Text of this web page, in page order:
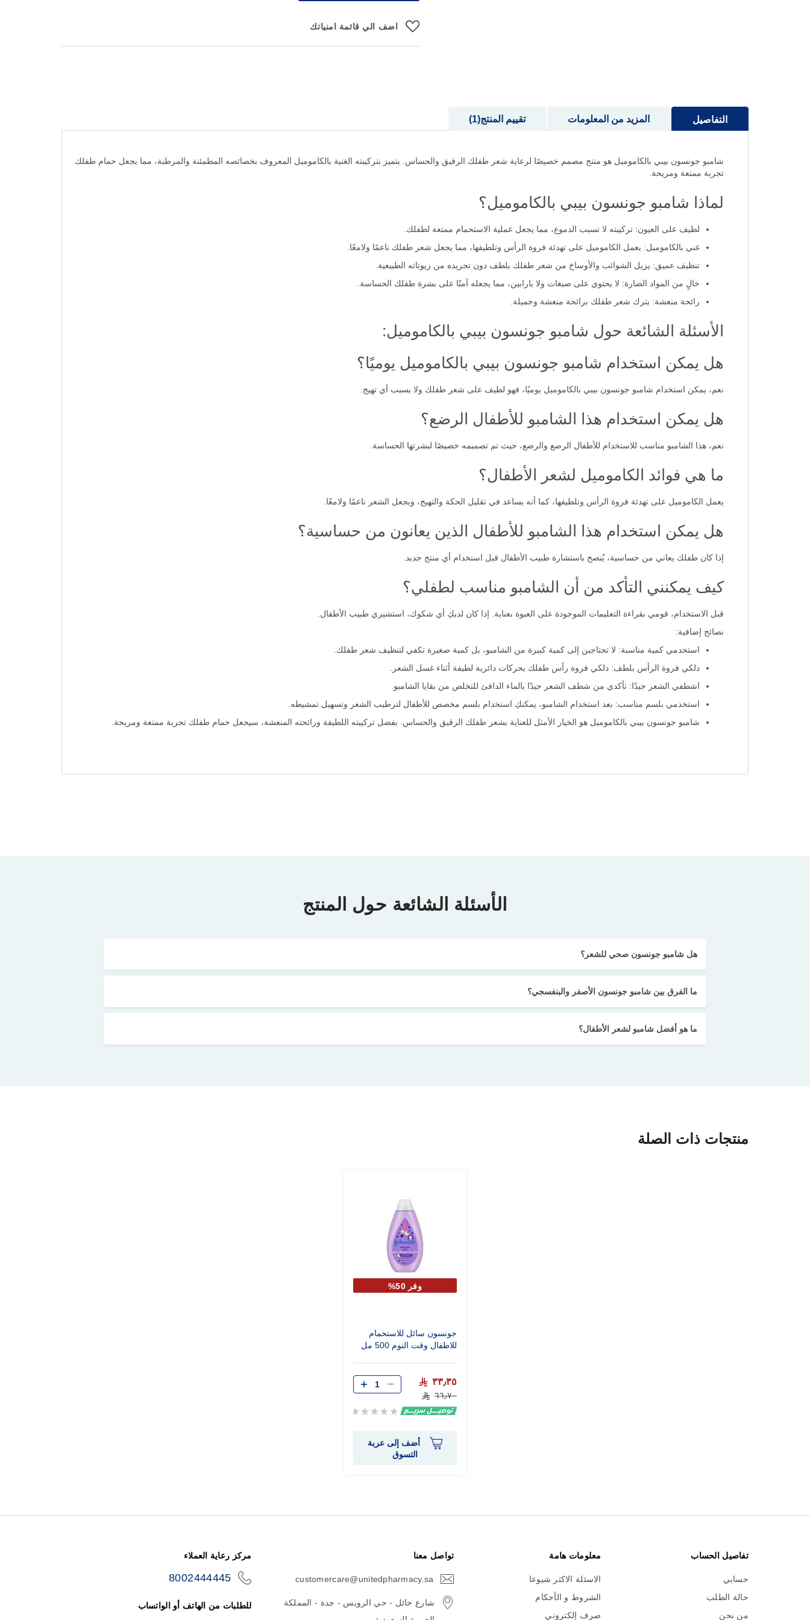
اضف الي قائمة امنياتك
التفاصيل
شامبو جونسون بيبي بالكاموميل هو منتج مصمم خصيصًا لرعاية شعر طفلك الرقيق والحساس. يتميز بتركيبته الغنية بالكاموميل المعروف بخصائصه المطمئنة والمرطبة، مما يجعل حمام طفلك
تجربة ممتعة ومريحة.
لماذا شامبو جونسون بيبي بالكاموميل؟
لطيف على العيون: تركيبته لا تسبب الدموع، مما يجعل عملية الاستحمام ممتعة لطفلك.
غني بالكاموميل: يعمل الكاموميل على تهدئة فروة الرأس وتلطيفها، مما يجعل شعر طفلك ناعمًا ولامعًا.
تنظيف عميق: يزيل الشوائب والأوساخ من شعر طفلك بلطف دون تجريده من زيوتاته الطبيعية.
خالٍ من المواد الضارة: لا يحتوي على صبغات ولا بارابين، مما يجعله آمنًا على بشرة طفلك الحساسة.
رائحة منعشة: يترك شعر طفلك برائحة منعشة وجميلة.
الأسئلة الشائعة حول شامبو جونسون بيبي بالكاموميل:
هل يمكن استخدام شامبو جونسون بيبي بالكاموميل يوميًا؟
نعم، يمكن استخدام شامبو جونسون بيبي بالكاموميل يوميًا، فهو لطيف على شعر طفلك ولا يسبب أي تهيج.
هل يمكن استخدام هذا الشامبو للأطفال الرضع؟
نعم، هذا الشامبو مناسب للاستخدام للأطفال الرضع والرضع، حيث تم تصميمه خصيصًا لبشرتها الحساسة.
ما هي فوائد الكاموميل لشعر الأطفال؟
يعمل الكاموميل على تهدئة فروة الرأس وتلطيفها، كما أنه يساعد في تقليل الحكة والتهيج، ويجعل الشعر ناعمًا ولامعًا.
هل يمكن استخدام هذا الشامبو للأطفال الذين يعانون من حساسية؟
إذا كان طفلك يعاني من حساسية، يُنصح باستشارة طبيب الأطفال قبل استخدام أي منتج جديد.
كيف يمكنني التأكد من أن الشامبو مناسب لطفلي؟
قبل الاستخدام، قومي بقراءة التعليمات الموجودة على العبوة بعناية. إذا كان لديكِ أي شكوك، استشيري طبيب الأطفال.
نصائح إضافية:
استخدمي كمية مناسبة: لا تحتاجين إلى كمية كبيرة من الشامبو، بل كمية صغيرة تكفي لتنظيف شعر طفلك.
دلكي فروة الرأس بلطف: دلكي فروة رأس طفلك بحركات دائرية لطيفة أثناء غسل الشعر.
اشطفي الشعر جيدًا: تأكدي من شطف الشعر جيدًا بالماء الدافئ للتخلص من بقايا الشامبو.
استخدمي بلسم مناسب: بعد استخدام الشامبو، يمكنكِ استخدام بلسم مخصص للأطفال لترطيب الشعر وتسهيل تمشيطه.
شامبو جونسون بيبي بالكاموميل هو الخيار الأمثل للعناية بشعر طفلك الرقيق والحساس. بفضل تركيبته اللطيفة ورائحته المنعشة، سيجعل حمام طفلك تجربة ممتعة ومريحة.
المزيد من المعلومات تقييم المنتج 1
الأسئلة الشائعة حول المنتج
هل شامبو جونسون صحي للشعر؟
ما الفرق بين شامبو جونسون الأصفر والبنفسجي؟
ما هو أفضل شامبو لشعر الأطفال؟
منتجات ذات الصلة
وفر 50%
جونسون سائل للاستحمام
للاطفال وقت النوم 500 مل
٣٣٫٣٥
٦٦٫٧٠
Rating:
أضف إلى عربة
التسوق
تفاصيل الحساب
حسابي
حالة الطلب
من نحن
معلومات هامة
الاسئلة الاكثر شيوعا
الشروط و الأحكام
صرف إلكتروني
تواصل معنا
customercare@unitedpharmacy.sa
شارع حائل - حي الرويس - جدة - المملكة
مركز رعاية العملاء
8002444445
للطلبات من الهاتف أو الواتساب